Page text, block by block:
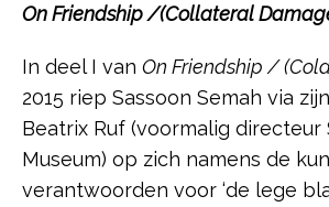
On Friendship /(Collateral
In deel I van On Friendship /
2015 riep Sassoon Semah via
Beatrix Ruf (voormalig directeur
Museum) op zich namens de
verantwoorden voor ‘de lege